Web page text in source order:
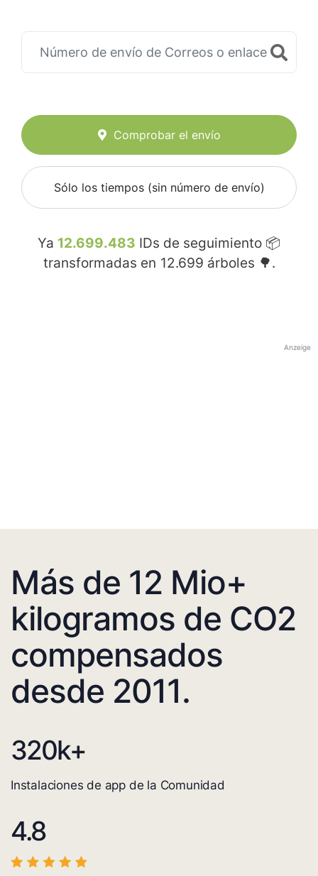
Comprobar el envío
Sólo los tiempos (sin número de envío)
Ya 12.699.483 IDs de seguimiento 📦
transformadas en 12.699 árboles 🌳.
Anzeige
Más de 12 Mio+
kilogramos de CO2
compensados
desde 2011.
320k+
Instalaciones de app de la Comunidad
4.8